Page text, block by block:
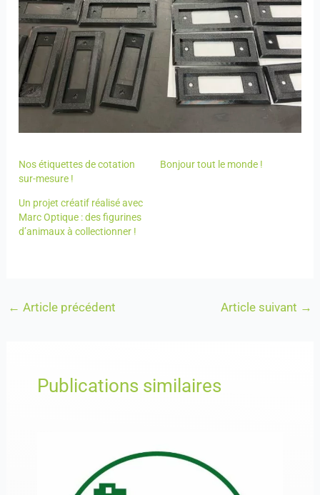
Nos étiquettes de cotation
sur-mesure !
Bonjour tout le monde !
Un projet créatif réalisé avec
Marc Optique : des figurines
d’animaux à collectionner !
← Article précédent Article suivant →
Publications similaires